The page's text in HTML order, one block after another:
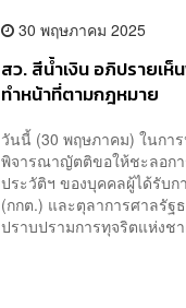
30 พฤษภาคม 2025
สว. สีน้ำเงิน อภิปรายเ
ทำหน้าที่ตามกฎหมาย
วันนี้ (30 พฤษภาคม) ในกา
พิจารณาญัตติขอให้ชะลอก
ประวัติฯ ของบุคคลผู้ได้รับก
(กกต.) และตุลาการศาลรัฐ
ปราบปรามการทุจริตแห่ง